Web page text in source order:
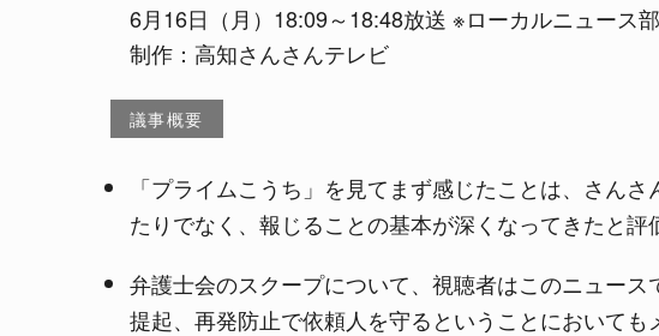
6月16日（月）18:09～18:48放送 ※ローカルニュース
制作：高知さんさんテレビ
議事概要
「プライムこうち」を見てまず感じたことは、さん
たりでなく、報じることの基本が深くなってきたと評
弁護士会のスクープについて、視聴者はこのニュー
提起、再発防止で依頼人を守るということにおいても